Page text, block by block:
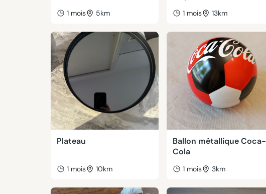
1 mois 5km 1 mois 13km
Plateau
1 mois 10km
Ballon métallique Coca-
Cola
1 mois 3km